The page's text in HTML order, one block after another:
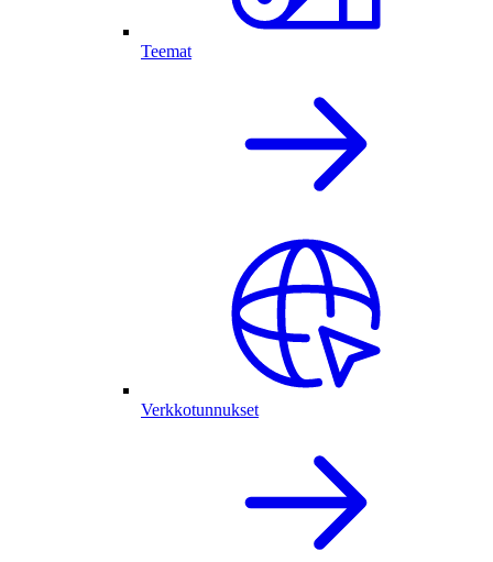
Teemat
Verkkotunnukset